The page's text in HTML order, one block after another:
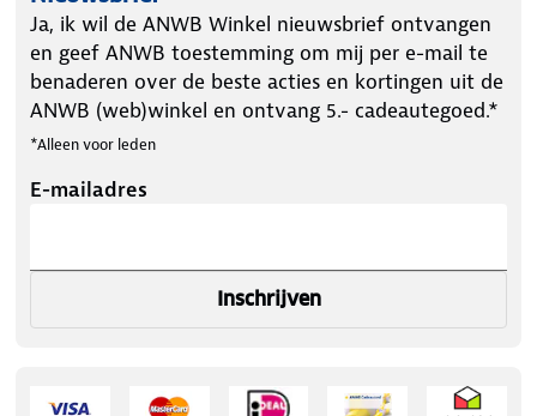
Ja, ik wil de ANWB Winkel nieuwsbrief ontvangen
en geef ANWB toestemming om mij per e-mail te
benaderen over de beste acties en kortingen uit de
ANWB (web)winkel en ontvang 5.- cadeautegoed.*
*Alleen voor leden
E-mailadres
Inschrijven